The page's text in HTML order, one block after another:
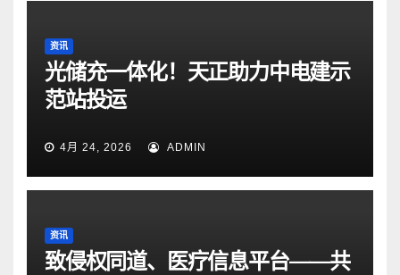
资讯
光储充一体化！天正助力中电建示
范站投运
4月 24, 2026 ADMIN
资讯
致侵权同道、医疗信息平台——共